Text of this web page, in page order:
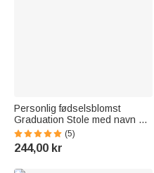
Personlig fødselsblomst
Graduation Stole med navn og
eksamensår Class Of 2026
Graduation Gift for Graduates
(5)
244,00 kr